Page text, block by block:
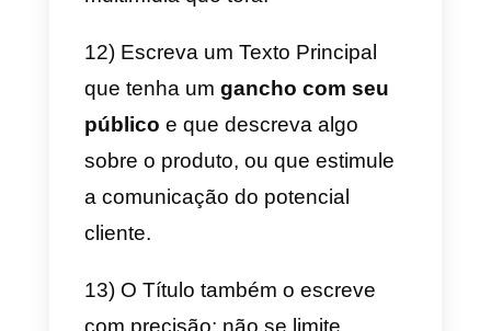
configurados no Facebook.
Para começar,verifique se você
tem permissão de
administrador em sua página
WhatsApp Business ou